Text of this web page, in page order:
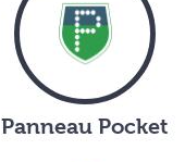
Panneau Pocket